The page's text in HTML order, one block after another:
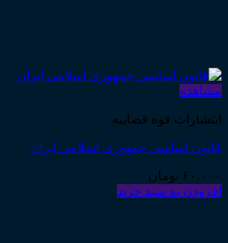
مشاهده
انتشارات قوه قضاییه
قانون اساسی جمهوری اسلامی ایران
۶۰,۰۰۰ تومان
افزودن به سبد خرید